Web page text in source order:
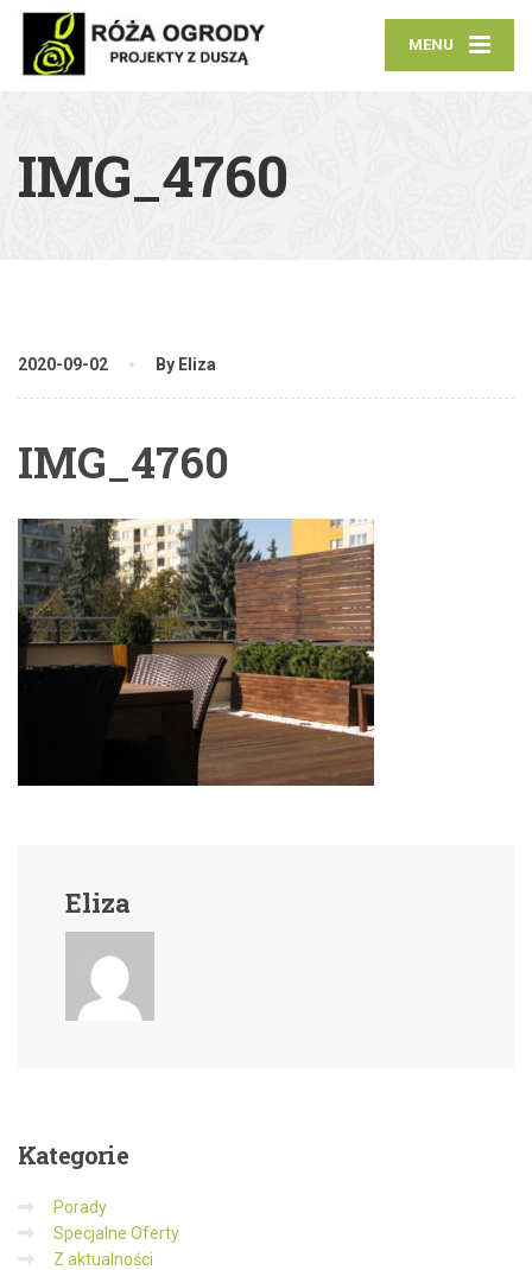
MENU
IMG_4760
2020-09-02 By Eliza
IMG_4760
Eliza
Kategorie
Porady
Specjalne Oferty
Z aktualności